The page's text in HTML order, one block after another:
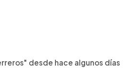
desde hace algunos días